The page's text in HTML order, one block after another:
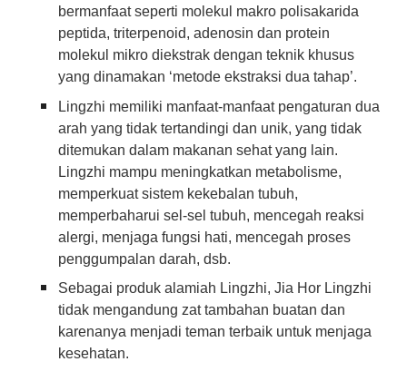
bermanfaat seperti molekul makro polisakarida
peptida, triterpenoid, adenosin dan protein
molekul mikro diekstrak dengan teknik khusus
yang dinamakan ‘metode ekstraksi dua tahap’.
Lingzhi memiliki manfaat-manfaat pengaturan dua
arah yang tidak tertandingi dan unik, yang tidak
ditemukan dalam makanan sehat yang lain.
Lingzhi mampu meningkatkan metabolisme,
memperkuat sistem kekebalan tubuh,
memperbaharui sel-sel tubuh, mencegah reaksi
alergi, menjaga fungsi hati, mencegah proses
penggumpalan darah, dsb.
Sebagai produk alamiah Lingzhi, Jia Hor Lingzhi
tidak mengandung zat tambahan buatan dan
karenanya menjadi teman terbaik untuk menjaga
kesehatan.